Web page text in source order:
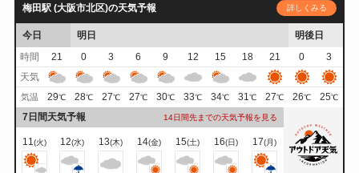
梅田駅 (大阪市北区)の天気予報 詳しくみる
今日 明日
明後日
時間
21 0 3 6 9 12 15 18 21 0
3
天気
気温 29℃ 28℃ 27℃ 27℃ 30℃ 33℃ 34℃ 31℃ 27℃ 26℃ 25℃
7日間天気予報 14日間先までの天気予報を見る
11(火) 12(水) 13(木) 14(金) 15(土) 16(日) 17(月)